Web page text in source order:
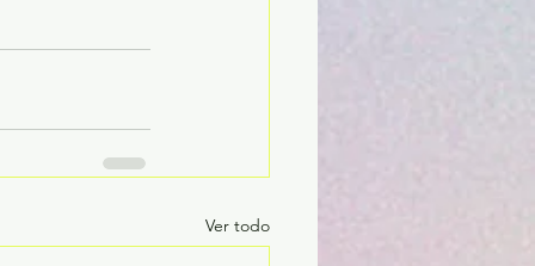
Ver todo